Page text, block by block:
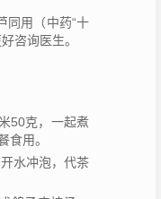
同用（中药“十
咨询医生。
50克，一起煮
食用。
水冲泡，代茶